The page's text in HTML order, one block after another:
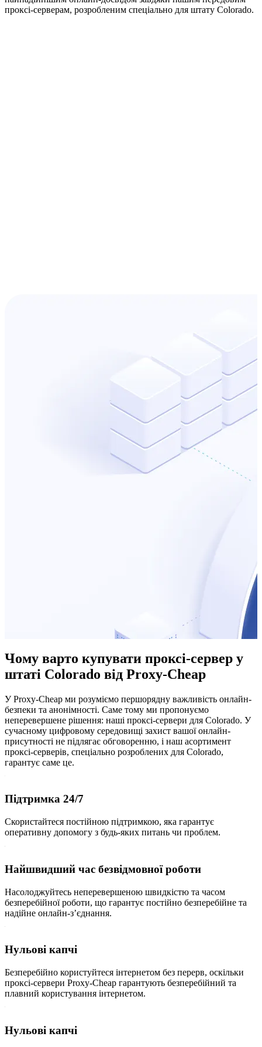
проксі-серверам, розробленим спеціально для штату Colorado.
Чому варто купувати проксі-сервер у
штаті Colorado від Proxy-Cheap
У Proxy-Cheap ми розуміємо першорядну важливість онлайн-
безпеки та анонімності. Саме тому ми пропонуємо
неперевершене рішення: наші проксі-сервери для Colorado. У
сучасному цифровому середовищі захист вашої онлайн-
присутності не підлягає обговоренню, і наш асортимент
проксі-серверів, спеціально розроблених для Colorado,
гарантує саме це.
Підтримка 24/7
Скористайтеся постійною підтримкою, яка гарантує
оперативну допомогу з будь-яких питань чи проблем.
Найшвидший час безвідмовної роботи
Насолоджуйтесь неперевершеною швидкістю та часом
безперебійної роботи, що гарантує постійно безперебійне та
надійне онлайн-з’єднання.
Нульові капчі
Безперебійно користуйтеся інтернетом без перерв, оскільки
проксі-сервери Proxy-Cheap гарантують безперебійний та
плавний користування інтернетом.
Нульові капчі